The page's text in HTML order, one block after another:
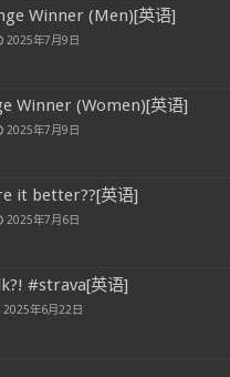
Winner (Men)[英语]
2025年7月9日
Winner (Women)[英语]
2025年7月9日
it better??[英语]
2025年7月6日
#strava[英语]
2025年6月22日